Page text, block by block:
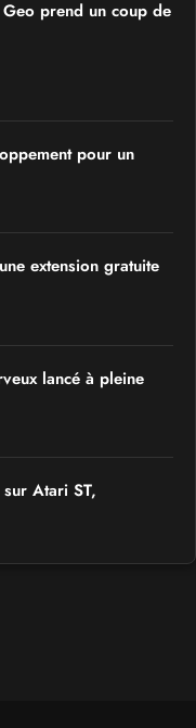
prend un coup de
pour un
extension gratuite
lancé à pleine
Atari ST,